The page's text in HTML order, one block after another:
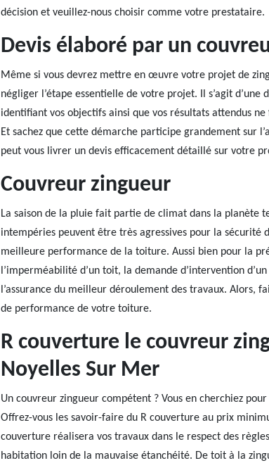
décision et veuillez-nous choisir comme votre prestataire.
Devis élaboré par un
Même si vous devrez mettre en œuvre votre projet de
négliger l’étape essentielle de votre projet. Il s’agit
identifiant vos objectifs ainsi que vos résultats attendus
Et sachez que cette démarche participe grandement sur
peut vous livrer un devis efficacement détaillé sur votre
Couvreur zingueur
La saison de la pluie fait partie de climat dans la planète
intempéries peuvent être très agressives pour la sécurité
meilleure performance de la toiture. Aussi bien pour la
l’imperméabilité d’un toit, la demande d’intervention
l’assurance du meilleur déroulement des travaux. Alors,
de performance de votre toiture.
R couverture le couvreur
Noyelles Sur Mer
Un couvreur zingueur compétent ? Vous en cherchiez
Offrez-vous les savoir-faire du R couverture au prix
couverture réalisera vos travaux dans le respect des
habitation loin de la mauvaise étanchéité. De toit à la